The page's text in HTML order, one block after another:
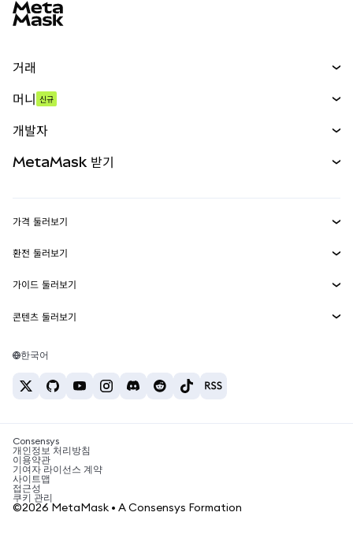
거래
무기한 선물
실물자산
머니 신규
개발자
MetaMask Connect
Snaps
웹3 서비스
MetaMask 받기
보안
고객 지원
채용
가격 둘러보기
이더리움 가격
솔라나 가격
테더 가격
환전 둘러보기
ETH를 USD로 환전
USDT를 INR로 환전
BTC를 INR로 환전
ETH를 USDT로 환전
가이드 둘러보기
ETH 매수
USDT 매수
SHIB 매수
BNB 매수
콘텐츠 둘러보기
솔라나 지갑
암호화폐 세금 뉴스
암호화폐 매수 방법
비트코인 매도 방법
한국어
Consensys
개인정보 처리방침
이용약관
기여자 라이선스 계약
사이트맵
접근성
쿠키 관리
©2026 MetaMask • A Consensys Formation